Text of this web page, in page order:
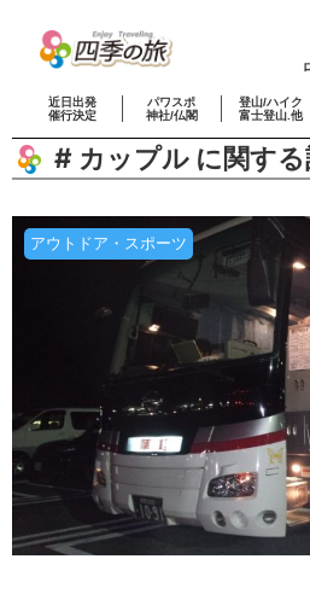
近日出発
催行決定
パワスポ
神社/仏閣
登山/ハイク
富士登山.他
# カップル に関す
アウトドア・スポーツ